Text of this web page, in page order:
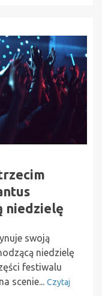
niedzielę
swoją
niedzielę
festiwalu
scenie... Czytaj